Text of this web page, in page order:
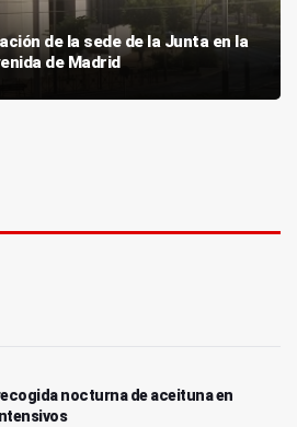
de la sede de la Junta en la
de Madrid
nocturna de aceituna en